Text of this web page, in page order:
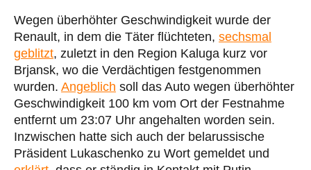
Wegen überhöhter Geschwindigkeit wurde der
Renault, in dem die Täter flüchteten, sechsmal
geblitzt, zuletzt in den Region Kaluga kurz vor
Brjansk, wo die Verdächtigen festgenommen
wurden. Angeblich soll das Auto wegen überhöhter
Geschwindigkeit 100 km vom Ort der Festnahme
entfernt um 23:07 Uhr angehalten worden sein.
Inzwischen hatte sich auch der belarussische
Präsident Lukaschenko zu Wort gemeldet und